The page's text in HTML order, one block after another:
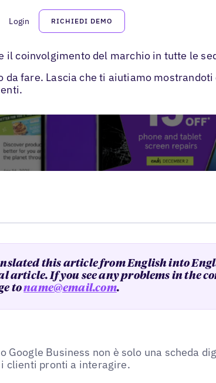
Login RICHIEDI DEMO
su Google
il coinvolgimento del marchio in tutte le
fare. Lascia che ti aiutiamo mostrandoti
this article from English into
article. If you see any problems in the
toname@email.com.
Google Business non è solo una scheda
clienti pronti a interagire.